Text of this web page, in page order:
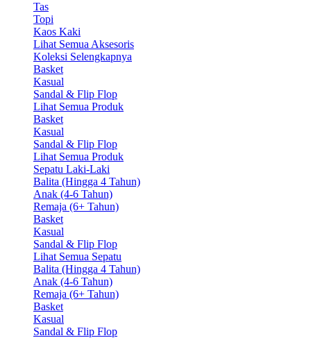
Tas
Topi
Kaos Kaki
Lihat Semua Aksesoris
Koleksi Selengkapnya
Basket
Kasual
Sandal & Flip Flop
Lihat Semua Produk
Basket
Kasual
Sandal & Flip Flop
Lihat Semua Produk
Sepatu Laki-Laki
Balita (Hingga 4 Tahun)
Anak (4-6 Tahun)
Remaja (6+ Tahun)
Basket
Kasual
Sandal & Flip Flop
Lihat Semua Sepatu
Balita (Hingga 4 Tahun)
Anak (4-6 Tahun)
Remaja (6+ Tahun)
Basket
Kasual
Sandal & Flip Flop